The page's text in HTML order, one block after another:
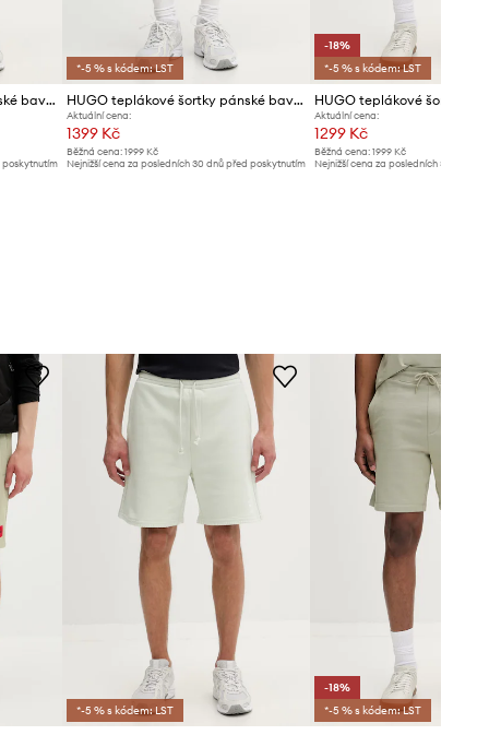
HUGO teplákové šortky pánské bavlněné Daronso
poskytnutím
*-5 % s kódem: LST
HUGO teplákové šortky pánské bavlněné Dayono
Aktuální cena:
1399 Kč
Běžná cena:1999 Kč
Nejnižší cena za posledních 30 dnů před poskytnutím
-18%
*-5 % s kódem: LST
Aktuální cena:
1299 Kč
Běžná cena: 1999 Kč
Nejnižší cena za posledních 30 dnů
*-5 % s kódem: LST
-18%
*-5 % s kódem: LST